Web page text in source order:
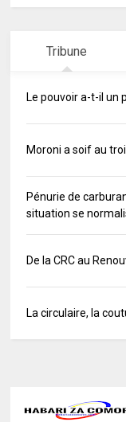
Tribune
Le pouvoir a-t-il un
Moroni a soif au
Pénurie de
situation se
De la CRC au
La circulaire, la